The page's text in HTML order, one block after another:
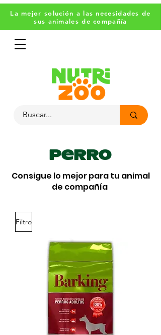
La mejor solución a las necesidades de
sus animales de compañía
Perro
Consigue lo mejor para tu animal
de compañía
Filtro